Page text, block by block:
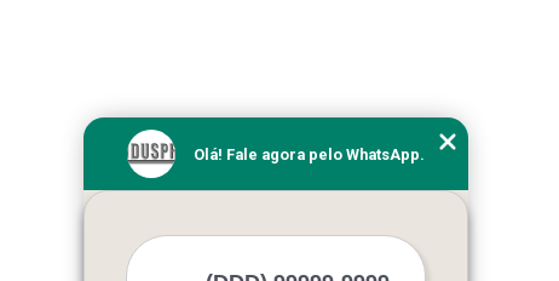
Olá! Fale agora pelo WhatsApp.